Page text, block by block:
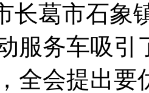
长葛市石象
服务车吸引
全会提出